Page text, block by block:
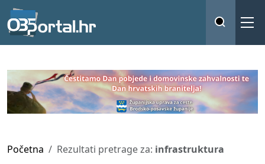
Početna Rezultati pretrage za: infrastruktura